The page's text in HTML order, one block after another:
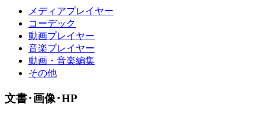
メディアプレイヤー
コーデック
動画プレイヤー
音楽プレイヤー
動画・音楽編集
その他
文書･画像･HP